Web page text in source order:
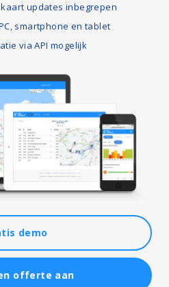
demo
offerte aan
updates inbegrepen
smartphone en tablet
via API mogelijk